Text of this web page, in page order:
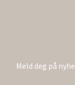
Meld deg på